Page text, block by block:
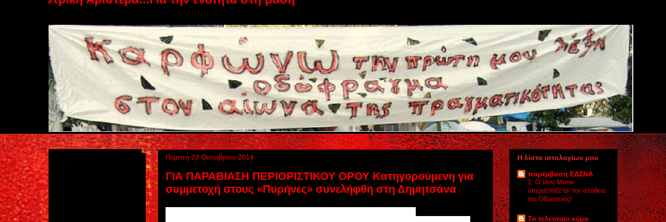
Πέμπτη 23 Οκτωβρίου 2014
ΓΙΑ ΠΑΡΑΒΙΑΣΗ ΠΕΡΙΟΡΙΣΤΙΚΟΥ ΟΡΟΥ Kατηγορούμενη για
συμμετοχή στους «Πυρήνες» συνελήφθη στη Δημητσάνα
Η λίστα ιστολογίων μου
παρέμβαση ΕΔΣΝΑ
1: Ο Ίλον Μασκ
υπερασπίζεται την αλήθεια
της Οδύσσειας!
Το τελευταίο κύμα